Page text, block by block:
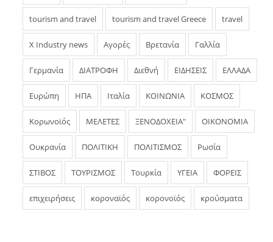
tourism and travel tourism and travel Greece travel
X Industry news Αγορές Βρετανία Γαλλία
Γερμανία ΔΙΑΤΡΟΦΗ Διεθνή ΕΙΔΗΣΕΙΣ ΕΛΛΑΔΑ
Ευρώπη ΗΠΑ Ιταλία ΚΟΙΝΩΝΙΑ ΚΟΣΜΟΣ
Κορωνοϊός ΜΕΛΕΤΕΣ ΞΕΝΟΔΟΧΕΙΑ" ΟΙΚΟΝΟΜΙΑ
Ουκρανία ΠΟΛΙΤΙΚΗ ΠΟΛΙΤΙΣΜΟΣ Ρωσία
ΣΤΙΒΟΣ ΤΟΥΡΙΣΜΟΣ Τουρκία ΥΓΕΙΑ ΦΟΡΕΙΣ
επιχειρήσεις κοροναϊός κορονοϊός κρούσματα